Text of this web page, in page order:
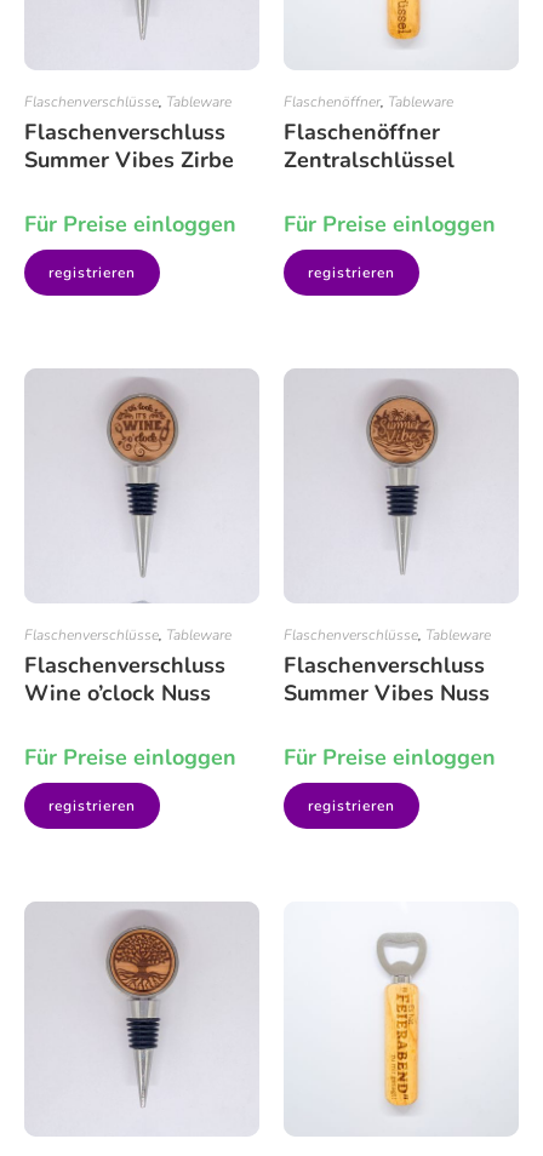
Flaschenverschlüsse, Tableware
Flaschenverschluss
Summer Vibes Zirbe
Für Preise einloggen
registrieren
Flaschenöffner, Tableware
Flaschenöffner
Zentralschlüssel
Für Preise einloggen
registrieren
Flaschenverschlüsse, Tableware
Flaschenverschluss
Wine o’clock Nuss
Für Preise einloggen
registrieren
Flaschenverschlüsse, Tableware
Flaschenverschluss
Summer Vibes Nuss
Für Preise einloggen
registrieren